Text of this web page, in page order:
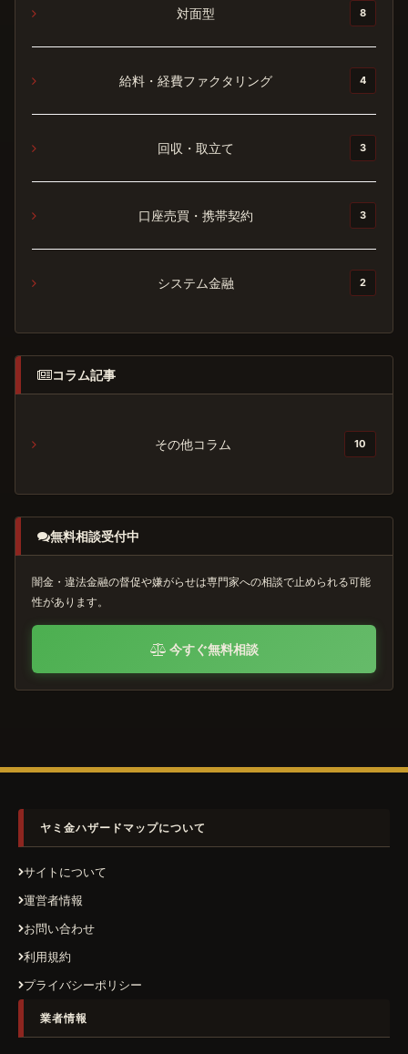
対面型 8
給料・経費ファクタリング 4
回収・取立て 3
口座売買・携帯契約 3
システム金融 2
コラム記事
その他コラム 10
無料相談受付中
闇金・違法金融の督促や嫌がらせは専門家への相談で止められる可能
性があります。
今すぐ無料相談
ヤミ金ハザードマップについて
サイトについて
運営者情報
お問い合わせ
利用規約
プライバシーポリシー
業者情報